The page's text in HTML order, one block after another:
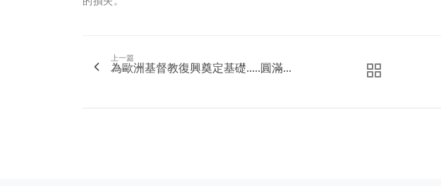
上一篇
為歐洲基督教復興奠定基礎.....圓滿...